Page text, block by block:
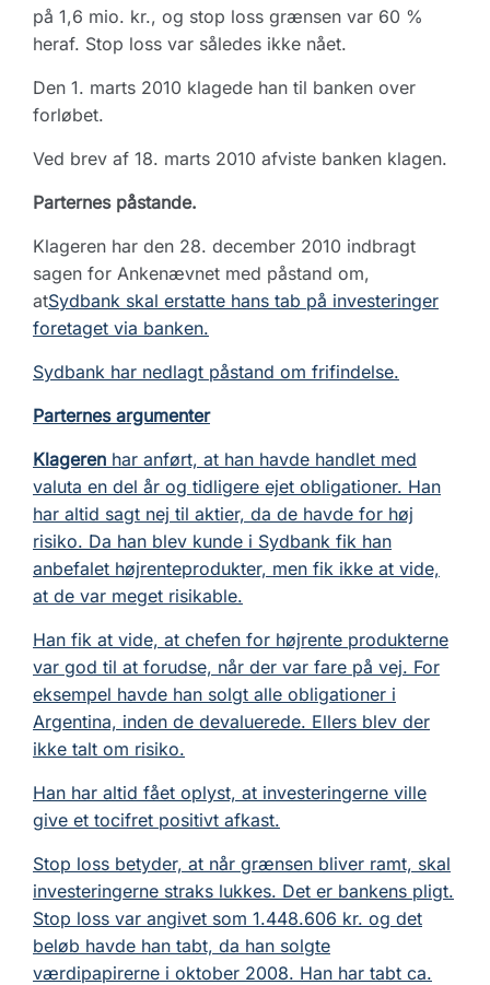
på 1,6 mio. kr., og stop loss grænsen var 60 %
heraf. Stop loss var således ikke nået.
Den 1. marts 2010 klagede han til banken over
forløbet.
Ved brev af 18. marts 2010 afviste banken klagen.
Parternes påstande.
Klageren har den 28. december 2010 indbragt
sagen for Ankenævnet med påstand om,
atSydbank skal erstatte hans tab på investeringer
foretaget via banken.
Sydbank har nedlagt påstand om frifindelse.
Parternes argumenter
Klageren har anført, at han havde handlet med
valuta en del år og tidligere ejet obligationer. Han
har altid sagt nej til aktier, da de havde for høj
risiko. Da han blev kunde i Sydbank fik han
anbefalet højrenteprodukter, men fik ikke at vide,
at de var meget risikable.
Han fik at vide, at chefen for højrente produkterne
var god til at forudse, når der var fare på vej. For
eksempel havde han solgt alle obligationer i
Argentina, inden de devaluerede. Ellers blev der
ikke talt om risiko.
Han har altid fået oplyst, at investeringerne ville
give et tocifret positivt afkast.
Stop loss betyder, at når grænsen bliver ramt, skal
investeringerne straks lukkes. Det er bankens pligt.
Stop loss var angivet som 1.448.606 kr. og det
beløb havde han tabt, da han solgte
værdipapirerne i oktober 2008. Han har tabt ca.